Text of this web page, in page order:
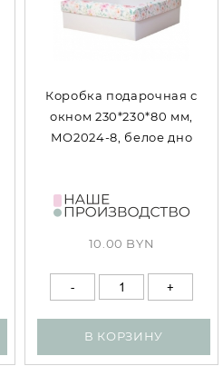
Коробка подарочная с
окном 230*230*80 мм,
МО2024-8, белое дно
10.00 BYN
В КОРЗИНУ